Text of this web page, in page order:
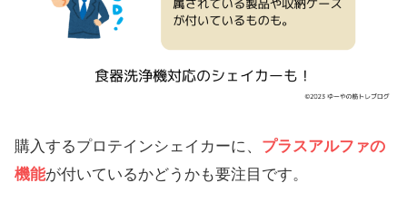
購入するプロテインシェイカーに、 プラスアルファの
機能が付いているかどうかも要注目です。